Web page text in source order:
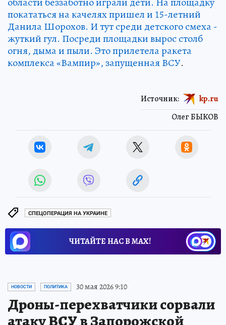
покататься на качелях пришел и 15-летний
Данила Шорохов. И тут среди детского смеха -
жуткий гул. Посреди площадки вырос столб
огня, дыма и пыли. Это прилетела ракета
комплекса «Вампир», запущенная ВСУ.
Олег БЫКОВ
Источник: kp.ru
СПЕЦОПЕРАЦИЯ НА УКРАИНЕ
ЧИТАЙТЕ НАС В МАХ!
НОВОСТИ ПОЛИТИКА 30 мая 2026 9:10
Дроны-перехватчики сорвали